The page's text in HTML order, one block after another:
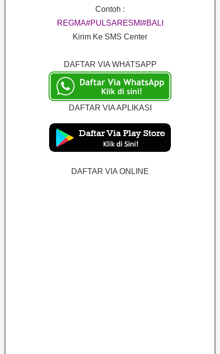
Contoh :
REGMA#PULSARESMI#BALI
Kirim Ke SMS Center
DAFTAR VIA WHATSAPP
DAFTAR VIA APLIKASI
DAFTAR VIA ONLINE